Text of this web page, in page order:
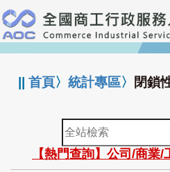
跳
到
主
要
:::
||首頁〉統計專區〉 閉鎖
全
站
檢
【熱門查詢】公司/商業